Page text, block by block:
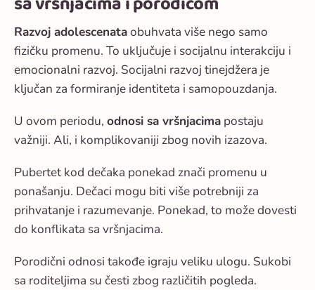
Razvoj adolescenataobuhvata više nego samo
fizičku promenu. To uključuje i socijalnu interakciju i
emocionalni razvoj. Socijalni razvoj tinejdžera je
ključan za formiranje identiteta i samopouzdanja.
U ovom periodu, odnosi sa vršnjacima postaju
važniji. Ali, i komplikovaniji zbog novih izazova.
Pubertet kod dečaka ponekad znači promenu u
ponašanju. Dečaci mogu biti više potrebniji za
prihvatanje i razumevanje. Ponekad, to može dovesti
do konflikata sa vršnjacima.
Porodični odnosi takođe igraju veliku ulogu. Sukobi
sa roditeljima su česti zbog različitih pogleda.